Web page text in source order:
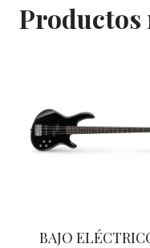
Productos
BAJO